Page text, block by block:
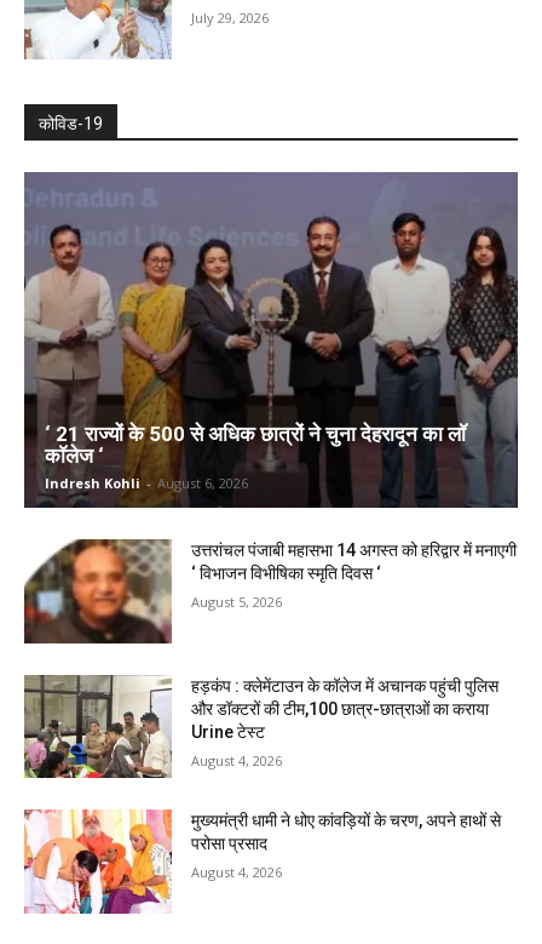
July 29, 2026
कोविड-19
‘ 21 राज्यों के 500 से अधिक छात्रों ने चुना देहरादून का लाॅ
काॅलेज ‘
Indresh Kohli - August 6, 2026
उत्तरांचल पंजाबी महासभा 14 अगस्त को हरिद्वार में मनाएगी
‘ विभाजन विभीषिका स्मृति दिवस ‘
August 5, 2026
हड़कंप : क्लेमेंटाउन के कॉलेज में अचानक पहुंची पुलिस
और डॉक्टरों की टीम,100 छात्र-छात्राओं का कराया
Urine टेस्ट
August 4, 2026
मुख्यमंत्री धामी ने धोए कांवड़ियों के चरण, अपने हाथों से
परोसा प्रसाद
August 4, 2026